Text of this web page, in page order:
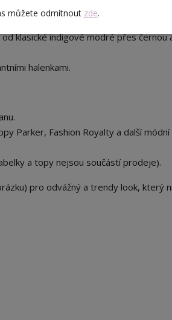
žluté prošívání
, které naznačuje kapsy a
klasické indigové modré přes černou
halenkami.
Parker, Fashion Royalty a další módní
a topy nejsou součástí prodeje).
pro odvážný a trendy look, který
můžete odmítnout zde.